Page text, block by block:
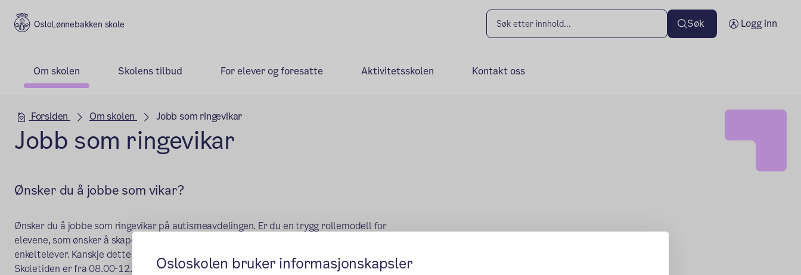
Osloskolen bruker informasjonskapsler
Lønnebakken skole Søk Logg inn
Om skolen Skolens tilbud For elever og foresatte Aktivitetsskolen Kontakt oss
Hovedseksjon
Forsiden Om skolen Jobb som ringevikar
Jobb som ringevikar
Ønsker du å jobbe som vikar?
Ønsker du å jobbe som ringevikar på autismeavdelingen. Er du en trygg rollemodell for
elevene, som ønsker å skape trivsel, forutsigbarhet og bistå til læring i klasserommet og med
enkeltelever. Kanskje dette er noe for deg!
Skoletiden er fra 08.00-12.30/13.00 og Aks er åpent fra 12.30/13.00 til 16.30, samt i